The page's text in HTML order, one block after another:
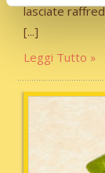
lasciate
Leggi Tutto